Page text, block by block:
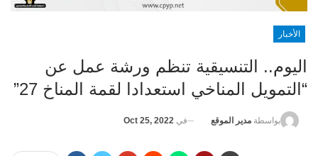
الأخبار
اليوم.. التنسيقية تنظم ورشة عمل عن
“التمويل المناخي استعدادا لقمة المناخ 27”
بواسطة مدير الموقع في Oct 25, 2022